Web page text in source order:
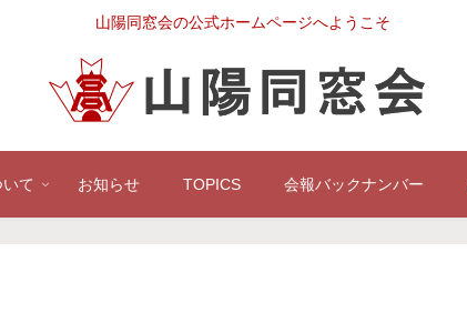
山陽同窓会の公式ホームページへようこそ
て お知らせ TOPICS 会報バックナンバー